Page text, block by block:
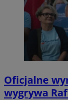
Oficjalne
wygrywa